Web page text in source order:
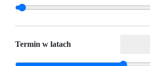
Termin w latach